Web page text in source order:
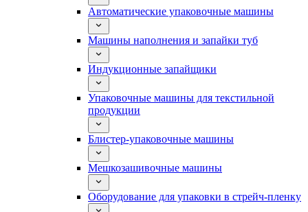
Автоматические упаковочные машины
Машины наполнения и запайки туб
Индукционные запайщики
Упаковочные машины для текстильной
продукции
Блистер-упаковочные машины
Мешкозашивочные машины
Оборудование для упаковки в стрейч-пленку